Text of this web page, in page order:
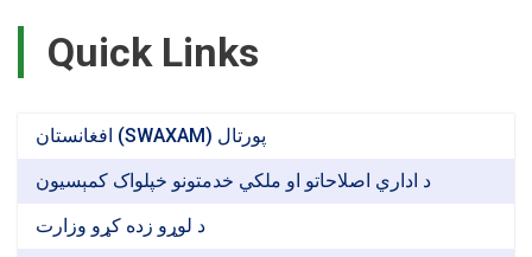
Quick Links
افغانستان (SWAXAM) پورتال
د اداري اصلاحاتو او ملکي خدمتونو خپلواک کمېسیون
د لوړو زده کړو وزارت